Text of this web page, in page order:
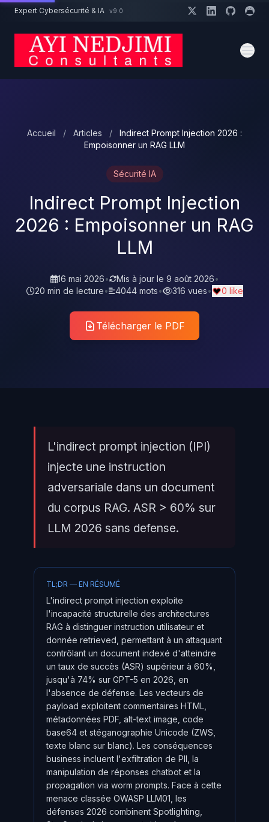
Aller au contenu principal
Expert Cybersécurité & IA v9.0
Accueil / Articles /
Indirect Prompt Injection 2026 :
Empoisonner un RAG LLM
Sécurité IA
Indirect Prompt Injection
2026 : Empoisonner un RAG
LLM
16 mai 2026• Mis à jour le 9 août 2026•
20 min de lecture• 4044 mots• 316 vues• 0 like
Télécharger le PDF
L'indirect prompt injection (IPI)
injecte une instruction
adversariale dans un document
du corpus RAG. ASR > 60% sur
LLM 2026 sans defense.
TL;DR — EN RÉSUMÉ
L'indirect prompt injection exploite
l'incapacité structurelle des architectures
RAG à distinguer instruction utilisateur et
donnée retrieved, permettant à un attaquant
contrôlant un document indexé d'atteindre
un taux de succès (ASR) supérieur à 60%,
jusqu'à 74% sur GPT-5 en 2026, en
l'absence de défense. Les vecteurs de
payload exploitent commentaires HTML,
métadonnées PDF, alt-text image, code
base64 et stéganographie Unicode (ZWS,
texte blanc sur blanc). Les conséquences
business incluent l'exfiltration de PII, la
manipulation de réponses chatbot et la
propagation via worm prompts. Face à cette
menace classée OWASP LLM01, les
défenses 2026 combinent Spotlighting,
Un projet cybersécurité ?